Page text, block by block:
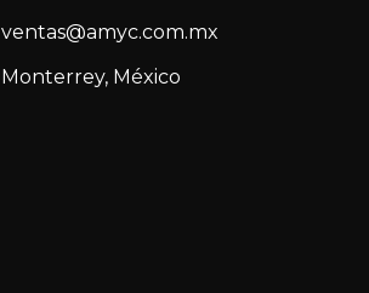
ventas@amyc.com.mx
Monterrey, México